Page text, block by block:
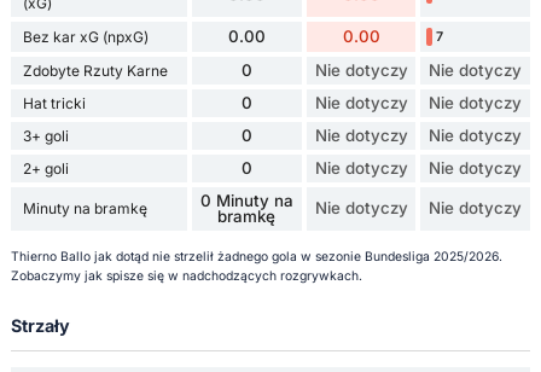
Bez kar xG (npxG) 0.00 0.00 7
Zdobyte Rzuty Karne 0 Nie dotyczy Nie dotyczy
Hat tricki 0 Nie dotyczy Nie dotyczy
3+ goli 0 Nie dotyczy Nie dotyczy
2+ goli 0 Nie dotyczy Nie dotyczy
Minuty na bramkę
0 Minuty na
bramkę
Nie dotyczy Nie dotyczy
Thierno Ballo jak dotąd nie strzelił żadnego gola w sezonie Bundesliga 2025/2026.
Zobaczymy jak spisze się w nadchodzących rozgrywkach.
Strzały